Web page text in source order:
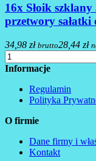
16x Słoik
przetwory sałatki
34,98 zł brutto28,44 zł
Informacje
Regulamin
Polityka
O firmie
Dane firmy i
Kontakt